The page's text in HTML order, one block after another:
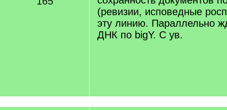
(ревизии, исповедные
эту линию. Параллельно
ДНК по bigY. С ув.